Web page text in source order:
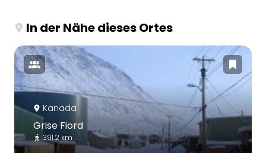
In der Nähe dieses Ortes
Kanada
Grise Fiord
391.2 km